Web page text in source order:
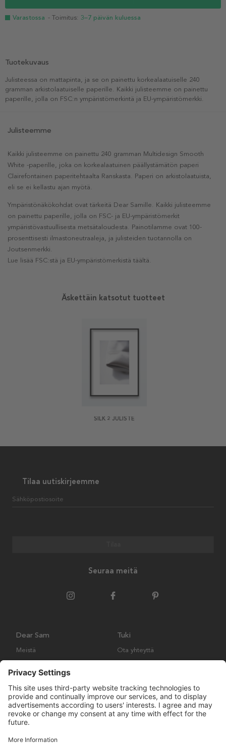
Varastossa - Toimitus: 3–7 päivän kuluessa
Tuotekuvaus
Julisteessa on mattapinta, ja se on painettu korkealaatuiselle 240
gramman arkistolaatuiselle paperille. Kaikki julisteemme on painettu
paperille, jolla on FSC:n ympäristömerkintä ja EU-ympäristömerkki.
Julisteemme
Kaikki julisteemme on painettu 240 gramman Multidesign Smooth
White -paperille, joka on korkealaatuinen päällystämätön paperi
Clairefontainen paperitehtaalta Ranskasta. Paperi on arkistolaatuista,
eli se ei kellastu ajan myötä.
Ympäristönäkökohdat ovat tärkeitä Dear Samille. Kaikki julisteemme
on painettu paperille, jolla on FSC- ja EU-ympäristömerkit
ympäristövastuullisesta metsätaloudesta. Painotilamme ovat 100-
prosenttisesti ilmastoneutraaleja, ja julisteiden tuotannolla on
Joutsenmerkki.
Lue lisää FSC:stä ja EU-ympäristömerkistä täältä.
Äskettäin katsotut tuotteet
SILK 2 JULISTE
Tilaa uutiskirjeemme
Sähköpostiosoite
Seuraa meitä
Dear Sam
Meistä
Tuki
Ota yhteyttä
Palautukset ja vaatimukset